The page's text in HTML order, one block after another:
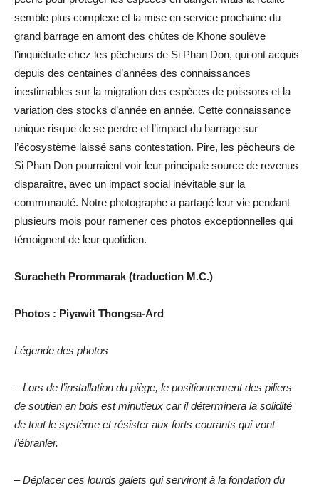
semble plus complexe et la mise en service prochaine du
grand barrage en amont des chûtes de Khone soulève
l’inquiétude chez les pêcheurs de Si Phan Don, qui ont acquis
depuis des centaines d’années des connaissances
inestimables sur la migration des espèces de poissons et la
variation des stocks d’année en année. Cette connaissance
unique risque de se perdre et l’impact du barrage sur
l’écosystème laissé sans contestation. Pire, les pêcheurs de
Si Phan Don pourraient voir leur principale source de revenus
disparaître, avec un impact social inévitable sur la
communauté. Notre photographe a partagé leur vie pendant
plusieurs mois pour ramener ces photos exceptionnelles qui
témoignent de leur quotidien.
Suracheth Prommarak (traduction M.C.)
Photos : Piyawit Thongsa-Ard
Légende des photos
– Lors de l’installation du piège, le positionnement des piliers
de soutien en bois est minutieux car il déterminera la solidité
de tout le système et résister aux forts courants qui vont
l’ébranler.
– Déplacer ces lourds galets qui serviront à la fondation du